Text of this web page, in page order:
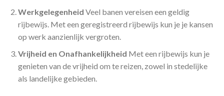
Werkgelegenheid Veel banen vereisen een geldig
rijbewijs. Met een geregistreerd rijbewijs kun je je kansen
op werk aanzienlijk vergroten.
Vrijheid en Onafhankelijkheid Met een rijbewijs kun je
genieten van de vrijheid om te reizen, zowel in stedelijke
als landelijke gebieden.